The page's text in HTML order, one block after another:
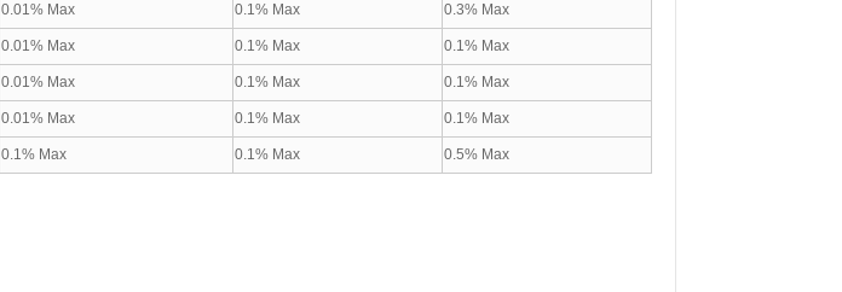
0.01% Max 0.1% Max 0.3% Max
0.01% Max 0.1% Max 0.1% Max
0.01% Max 0.1% Max 0.1% Max
0.01% Max 0.1% Max 0.1% Max
0.1% Max 0.1% Max 0.5% Max